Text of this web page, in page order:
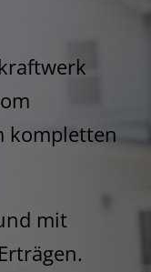
kompletten
mit